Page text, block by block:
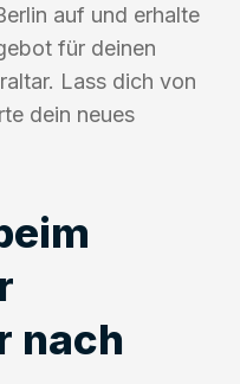
auf und erhalte
für deinen
Lass dich von
dein neues
nach